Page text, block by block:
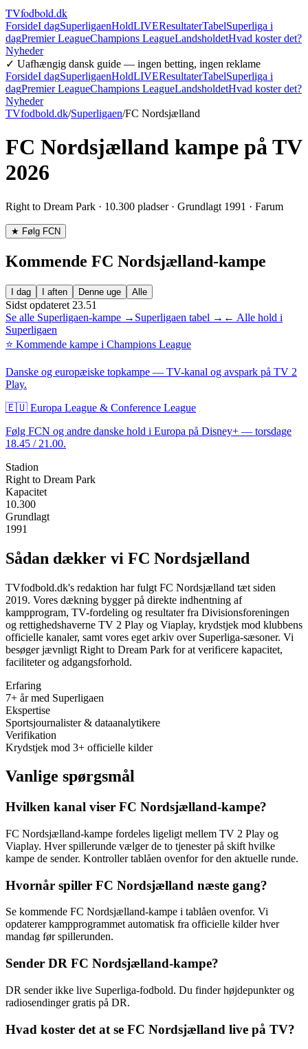
TVfodbold.dk
ForsideI dagSuperligaenHoldLIVEResultaterTabelSuperliga i
dagPremier LeagueChampions LeagueLandsholdetHvad koster det?
Nyheder
✓ Uafhængig dansk guide — ingen betting, ingen reklame
ForsideI dagSuperligaenHoldLIVEResultaterTabelSuperliga i
dagPremier LeagueChampions LeagueLandsholdetHvad koster det?
Nyheder
TVfodbold.dk/Superligaen/FC Nordsjælland
FC Nordsjælland kampe på TV
2026
Right to Dream Park · 10.300 pladser · Grundlagt 1991 · Farum
★ Følg FCN
Kommende FC Nordsjælland-kampe
I dag I aften Denne uge Alle
Sidst opdateret 23.51
Se alle Superligaen-kampe → Superligaen tabel → ← Alle hold i
Superligaen
⭐ Kommende kampe i Champions League
Danske og europæiske topkampe — TV-kanal og avspark på TV 2
Play.
🇪🇺 Europa League & Conference League
Følg FCN og andre danske hold i Europa på Disney+ — torsdage
18.45 / 21.00.
Stadion
Right to Dream Park
Kapacitet
10.300
Grundlagt
1991
Sådan dækker vi FC Nordsjælland
TVfodbold.dk's redaktion har fulgt FC Nordsjælland tæt siden
2019. Vores dækning bygger på direkte indhentning af
kampprogram, TV-fordeling og resultater fra Divisionsforeningen
og rettighedshaverne TV 2 Play og Viaplay, krydstjek mod klubbens
officielle kanaler, samt vores eget arkiv over Superliga-sæsoner. Vi
besøger jævnligt Right to Dream Park for at verificere kapacitet,
faciliteter og adgangsforhold.
Erfaring
7+ år med Superligaen
Ekspertise
Sportsjournalister & dataanalytikere
Verifikation
Krydstjek mod 3+ officielle kilder
Vanlige spørgsmål
Hvilken kanal viser FC Nordsjælland-kampe?
FC Nordsjælland-kampe fordeles ligeligt mellem TV 2 Play og
Viaplay. Hver spillerunde vælger de to tjenester på skift hvilke
kampe de sender. Kontroller tablåen ovenfor for den aktuelle runde.
Hvornår spiller FC Nordsjælland næste gang?
Se kommende FC Nordsjælland-kampe i tablåen ovenfor. Vi
opdaterer kampprogrammet automatisk fra officielle kilder hver
mandag før spillerunden.
Sender DR FC Nordsjælland-kampe?
DR sender ikke live Superliga-fodbold. Du finder højdepunkter og
radiosendinger gratis på DR.
Hvad koster det at se FC Nordsjælland live på TV?